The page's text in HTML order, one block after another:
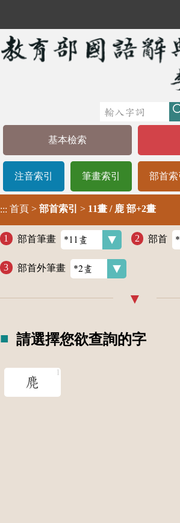
基本檢索
注音索引 筆畫索引 部首索
::: 首頁 > 部首索引 > 11畫 / 鹿 部+2畫
部首筆畫 部首
部首外筆畫
請選擇您欲查詢的字
麂